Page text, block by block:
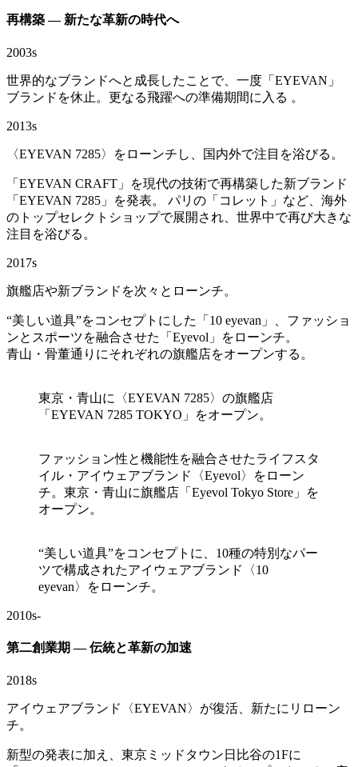
再構築 ― 新たな革新の時代へ
2003s
世界的なブランドへと成長したことで、一度「EYEVAN」
ブランドを休止。更なる飛躍への準備期間に入る 。
2013s
〈EYEVAN 7285〉をローンチし、国内外で注目を浴びる。
「EYEVAN CRAFT」を現代の技術で再構築した新ブランド
「EYEVAN 7285」を発表。 パリの「コレット」など、海外
のトップセレクトショップで展開され、世界中で再び大きな
注目を浴びる。
2017s
旗艦店や新ブランドを次々とローンチ。
“美しい道具”をコンセプトにした「10 eyevan」、ファッショ
ンとスポーツを融合させた「Eyevol」をローンチ。
青山・骨董通りにそれぞれの旗艦店をオープンする。
東京・青山に〈EYEVAN 7285〉の旗艦店
「EYEVAN 7285 TOKYO」をオープン。
ファッション性と機能性を融合させたライフスタ
イル・アイウェアブランド〈Eyevol〉をローン
チ。東京・青山に旗艦店「Eyevol Tokyo Store」を
オープン。
“美しい道具”をコンセプトに、10種の特別なパー
ツで構成されたアイウェアブランド〈10
eyevan〉をローンチ。
2010s-
第二創業期 ― 伝統と革新の加速
2018s
アイウェアブランド〈EYEVAN〉が復活、新たにリローン
チ。
新型の発表に加え、東京ミッドタウン日比谷の1Fに